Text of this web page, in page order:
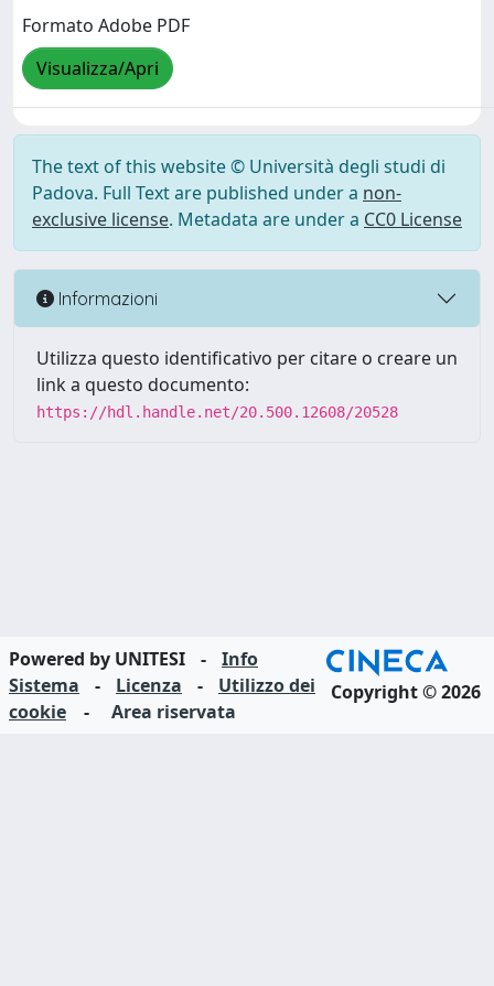
Formato Adobe PDF
Visualizza/Apri
The text of this website © Università degli studi di
Padova. Full Text are published under a non-
exclusive license. Metadata are under a CC0 License
Informazioni
Utilizza questo identificativo per citare o creare un
link a questo documento:
https://hdl.handle.net/20.500.12608/20528
Powered by UNITESI -
Info
Sistema
- Licenza -
Utilizzo dei
cookie
- Area riservata
Copyright © 2026